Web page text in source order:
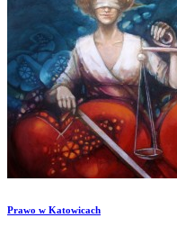
​Prawo w Katowicach